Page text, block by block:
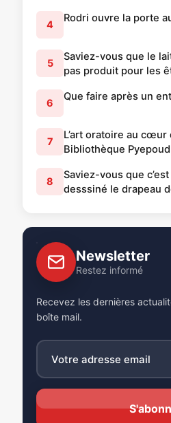
4
Rodri ouvre la porte
5
Saviez-vous que le
pas produit pour les
6
Que faire après un
7
L’art oratoire au cœur
Bibliothèque
8
Saviez-vous que
desssiné le drapeau
Newsletter
Restez informé
Recevez les dernières
boîte mail.